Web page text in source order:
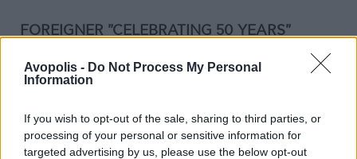
Avopolis - Do Not Process My Personal
Information
If you wish to opt-out of the sale, sharing to third parties, or
processing of your personal or sensitive information for
targeted advertising by us, please use the below opt-out
FOREIGNER "CELEBRATING 50 YEARS"
Opening Act:Κώστας Τουρνάς
ΑΝΤΙΣΦΑΙΡΙΣΗΣ
(ΤΕΝΝΙΣ